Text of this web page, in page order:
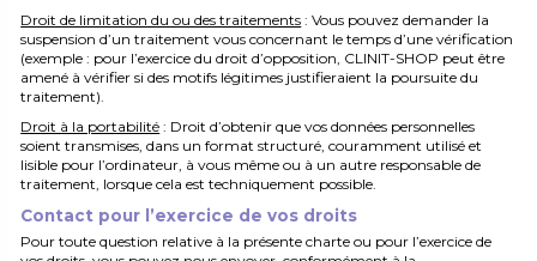
Droit de limitation du ou des traitements : Vous pouvez demander la
suspension d’un traitement vous concernant le temps d’une vérification
(exemple : pour l’exercice du droit d’opposition, CLINIT-SHOP peut être
amené à vérifier si des motifs légitimes justifieraient la poursuite du
traitement).
Droit à la portabilité : Droit d’obtenir que vos données personnelles
soient transmises, dans un format structuré, couramment utilisé et
lisible pour l’ordinateur, à vous même ou à un autre responsable de
traitement, lorsque cela est techniquement possible.
Contact pour l’exercice de vos droits
Pour toute question relative à la présente charte ou pour l’exercice de